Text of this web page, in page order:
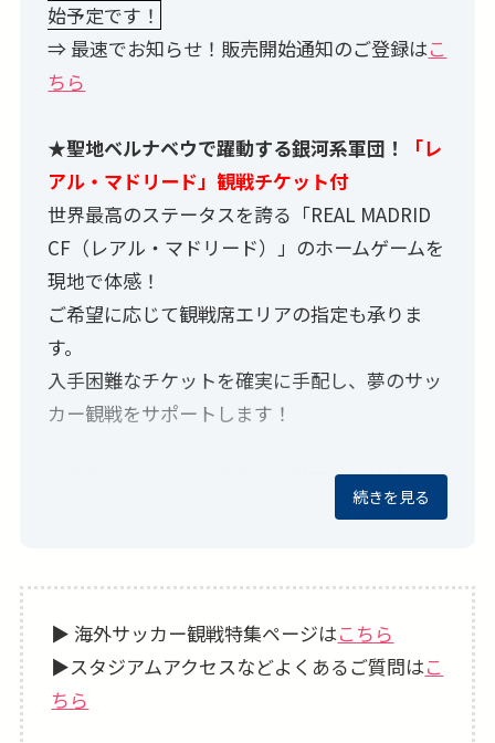
始予定です！
⇒ 最速でお知らせ！販売開始通知のご登録はこ
ちら
★聖地ベルナベウで躍動する銀河系軍団！
「レ
アル・マドリード」観戦チケット付
世界最高のステータスを誇る「REAL MADRID
CF（レアル・マドリード）」のホームゲームを
現地で体感！
ご希望に応じて観戦席エリアの指定も承りま
す。
入手困難なチケットを確実に手配し、夢のサッ
カー観戦をサポートします！
★人気エミレーツ航空利用！時間を有効活用で
ンへ。
からマドリードの街歩きを楽しめるのもポイン
トです。
続きを見る
▶ 海外サッカー観戦特集ページはこちら
▶スタジアムアクセスなどよくあるご質問はこ
ちら